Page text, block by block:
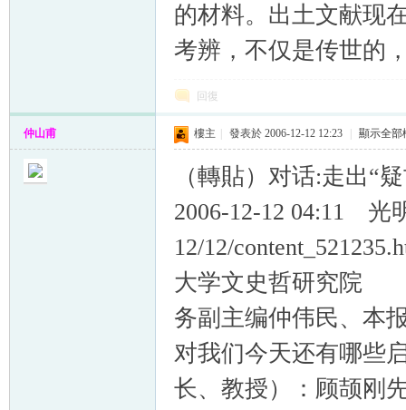
的材料。出土文献现
考辨，不仅是传世的
回復
仲山甫 樓主 發表於 2006-12-12 12:23 顯示全部
（轉貼）对话:走出“
2006-12-12 04:11 光
12/12/
大学文史哲研究院
务副主编仲伟民、本
对我们今天还有哪
长、教授）：顾颉刚